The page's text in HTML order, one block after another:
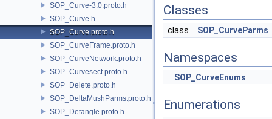
SOP_Curve-3.0.proto.h
SOP_Curve.h
SOP_Curve.proto.h
SOP_CurveFrame.proto.h
SOP_CurveNetwork.proto.h
SOP_Curvesect.proto.h
SOP_Delete.proto.h
SOP_DeltaMushParms.proto.h
SOP_Detangle.proto.h
Classes
class SOP_CurveParms
Namespaces
SOP_CurveEnums
Enumerations